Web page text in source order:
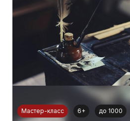
Мастер-класс 6+ до 1000